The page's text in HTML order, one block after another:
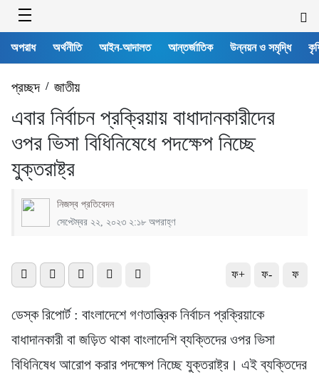
অপরাধ অর্থনীতি আইন-আদালত আন্তর্জাতিক উন্নয়ন ও সমৃদ্ধি
প্রচ্ছদ/ জাতীয়
এবার নির্বাচন প্রক্রিয়ায় বাধাদানকারীদের
ওপর ভিসা বিধিনিষেধে পদক্ষেপ নিচ্ছে
যুক্তরাষ্ট্র
নিজস্ব প্রতিবেদন
সেপ্টেম্বর ২২, ২০২৩ ২:১৮ অপরাহ্ণ
ফ+ ফ- ফ
ডেস্ক রিপোর্ট : বাংলাদেশে গণতান্ত্রিক নির্বাচন প্রক্রিয়াকে
বাধাদানকারী বা জড়িত থাকা বাংলাদেশি ব্যক্তিদের ওপর ভিসা
বিধিনিষেধ আরোপ করার পদক্ষেপ নিচ্ছে যুক্তরাষ্ট্র। এই ব্যক্তিদের